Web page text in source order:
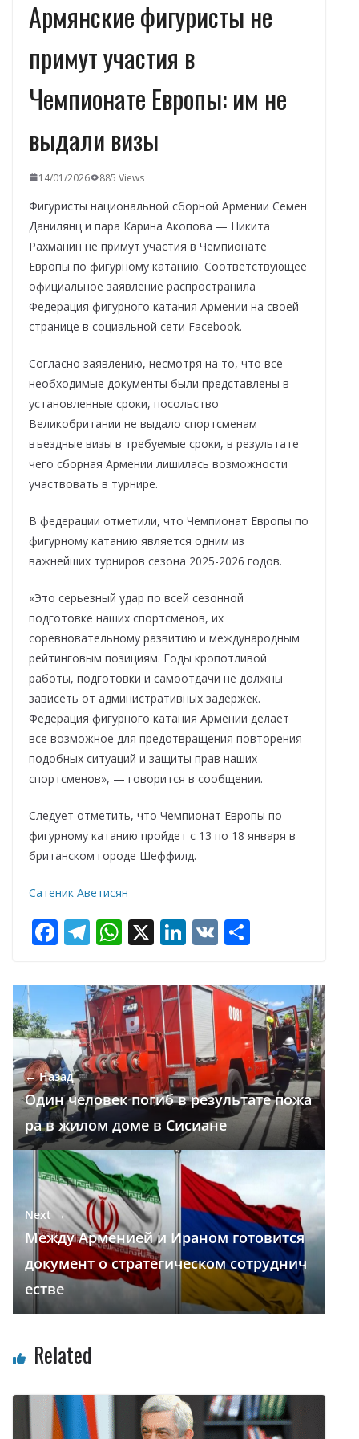
Армянские фигуристы не
примут участия в
Чемпионате Европы: им не
выдали визы
14/01/2026 885 Views
Фигуристы национальной сборной Армении Семен
Данилянц и пара Карина Акопова — Никита
Рахманин не примут участия в Чемпионате
Европы по фигурному катанию. Соответствующее
официальное заявление распространила
Федерация фигурного катания Армении на своей
странице в социальной сети Facebook.
Согласно заявлению, несмотря на то, что все
необходимые документы были представлены в
установленные сроки, посольство
Великобритании не выдало спортсменам
въездные визы в требуемые сроки, в результате
чего сборная Армении лишилась возможности
участвовать в турнире.
В федерации отметили, что Чемпионат Европы по
фигурному катанию является одним из
важнейших турниров сезона 2025-2026 годов.
«Это серьезный удар по всей сезонной
подготовке наших спортсменов, их
соревновательному развитию и международным
рейтинговым позициям. Годы кропотливой
работы, подготовки и самоотдачи не должны
зависеть от административных задержек.
Федерация фигурного катания Армении делает
все возможное для предотвращения повторения
подобных ситуаций и защиты прав наших
спортсменов», — говорится в сообщении.
Следует отметить, что Чемпионат Европы по
фигурному катанию пройдет с 13 по 18 января в
британском городе Шеффилд.
Сатеник Аветисян
F
e
b
o
o
k
T
e
gr
a
m
W
at
s
A
p
p
X Li
k
e
dI
n
V
п
р
а
в
и
т
ь
← Назад
Один человек погиб в результате пожа
ра в жилом доме в Сисиане
Next →
Между Арменией и Ираном готовится
документ о стратегическом сотруднич
естве
Related